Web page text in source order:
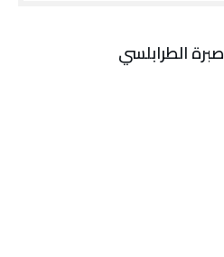
صبرة الطرابلسي